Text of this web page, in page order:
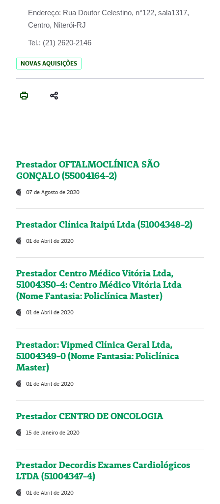
Endereço: Rua Doutor Celestino, n°122, sala1317,
Centro, Niterói-RJ
Tel.: (21) 2620-2146
NOVAS AQUISIÇÕES
Prestador OFTALMOCLÍNICA SÃO
GONÇALO (55004164-2)
07 de Agosto de 2020
Prestador Clínica Itaipú Ltda (51004348-2)
01 de Abril de 2020
Prestador Centro Médico Vitória Ltda,
51004350-4: Centro Médico Vitória Ltda
(Nome Fantasia: Policlínica Master)
01 de Abril de 2020
Prestador: Vipmed Clínica Geral Ltda,
51004349-0 (Nome Fantasia: Policlínica
Master)
01 de Abril de 2020
Prestador CENTRO DE ONCOLOGIA
15 de Janeiro de 2020
Prestador Decordis Exames Cardiológicos
LTDA (51004347-4)
01 de Abril de 2020